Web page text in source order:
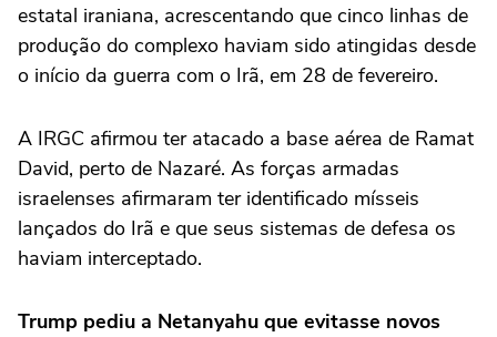
estatal iraniana, acrescentando que cinco linhas de
produção do complexo haviam sido atingidas desde
o ⁠início da guerra com o Irã, em 28 de fevereiro.
A IRGC afirmou ter atacado a base aérea de Ramat
David, perto de Nazaré. As forças armadas
israelenses afirmaram ter identificado mísseis
lançados do Irã e que seus sistemas de defesa os
haviam interceptado.
Trump pediu a Netanyahu que evitasse novos